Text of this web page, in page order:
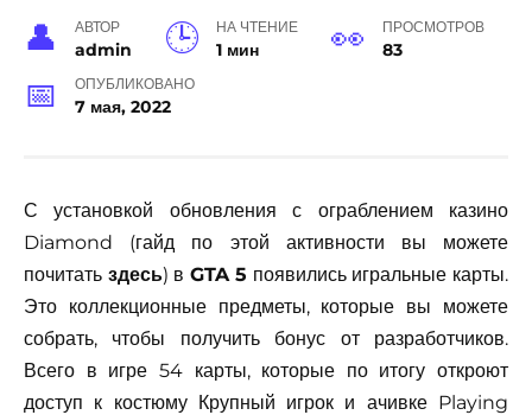
АВТОР
admin
НА ЧТЕНИЕ
1 мин
ПРОСМОТРОВ
83
ОПУБЛИКОВАНО
7 мая, 2022
С установкой обновления с ограблением казино
Diamond (гайд по этой активности вы можете
почитать здесь) в GTA 5 появились игральные карты.
Это коллекционные предметы, которые вы можете
собрать, чтобы получить бонус от разработчиков.
Всего в игре 54 карты, которые по итогу откроют
доступ к костюму Крупный игрок и ачивке Playing